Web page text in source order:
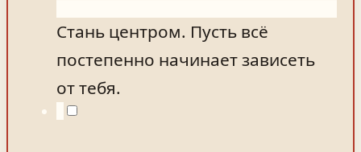
Стань центром. Пусть всё
постепенно начинает зависеть
от тебя.